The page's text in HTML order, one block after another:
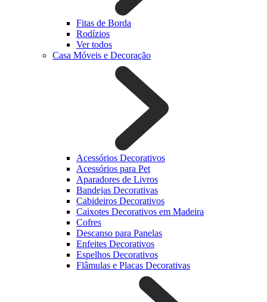
Fitas de Borda
Rodízios
Ver todos
Casa Móveis e Decoração
Acessórios Decorativos
Acessórios para Pet
Aparadores de Livros
Bandejas Decorativas
Cabideiros Decorativos
Caixotes Decorativos em Madeira
Cofres
Descanso para Panelas
Enfeites Decorativos
Espelhos Decorativos
Flâmulas e Placas Decorativas